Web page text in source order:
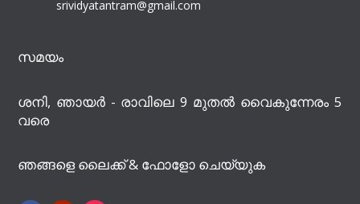
srividyatantram@gmail.com
സമയം
ശനി, ഞായർ - രാവിലെ 9 മുതൽ വൈകുന്നേരം 5
വരെ
ഞങ്ങളെ ലൈക്ക് & ഫോളോ ചെയ്യുക